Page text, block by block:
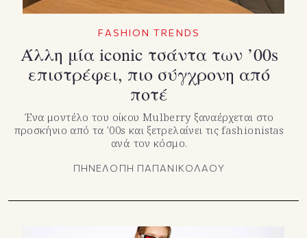
FASHION TRENDS
Άλλη μία iconic τσάντα των ’00s
επιστρέφει, πιο σύγχρονη από
ποτέ
Ένα μοντέλο του οίκου Mulberry ξαναέρχεται στο
προσκήνιο από τα '00s και ξετρελαίνει τις fashionistas
ανά τον κόσμο.
ΠΗΝΕΛΟΠΗ ΠΑΠΑΝΙΚΟΛΑΟΥ